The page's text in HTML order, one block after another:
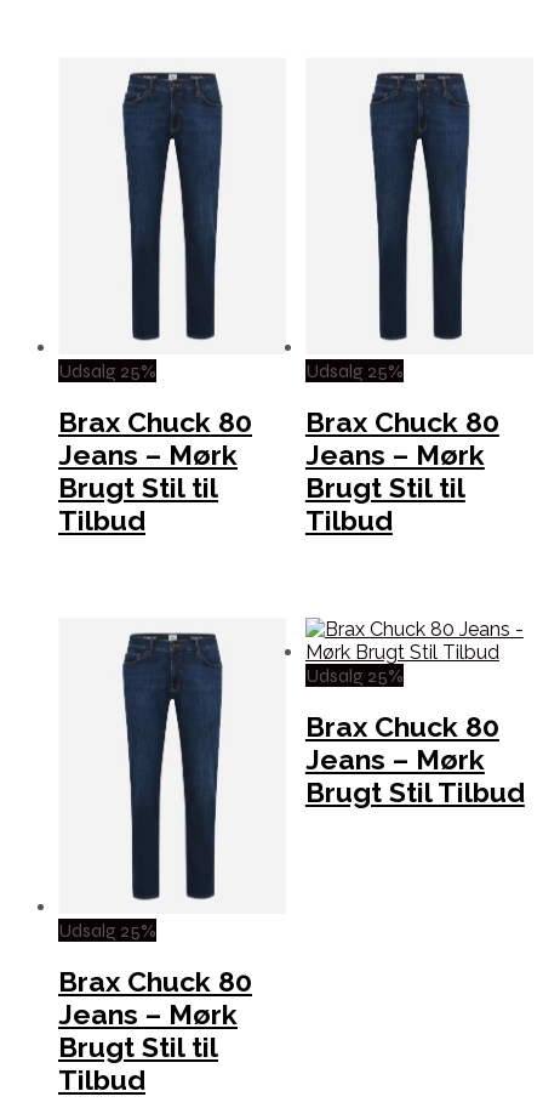
Udsalg 25%
Brax Chuck 80
Jeans – Mørk
Brugt Stil til
Tilbud
Udsalg 25%
Brax Chuck 80
Jeans – Mørk
Brugt Stil til
Tilbud
Udsalg 25%
Brax Chuck 80
Jeans – Mørk
Brugt Stil til
Tilbud
Udsalg 25%
Brax Chuck 80
Jeans – Mørk
Brugt Stil Tilbud